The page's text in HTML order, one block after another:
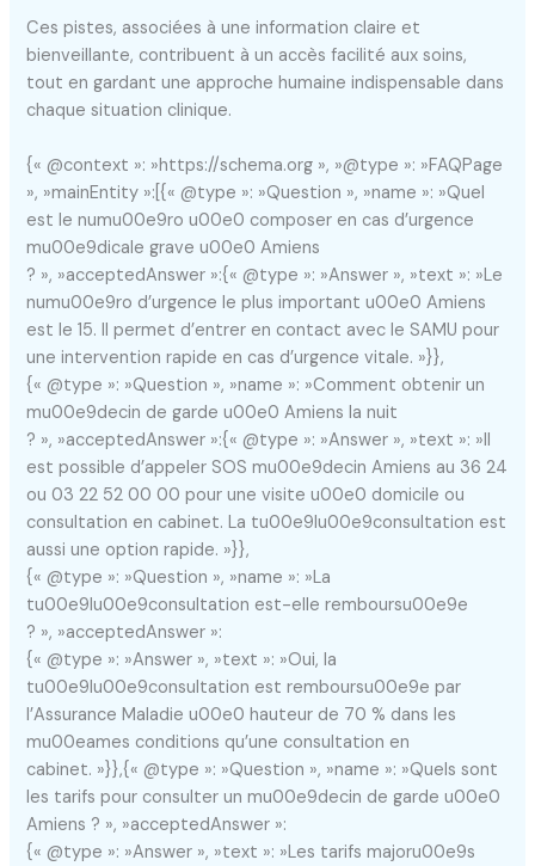
Ces pistes, associées à une information claire et
bienveillante, contribuent à un accès facilité aux soins,
tout en gardant une approche humaine indispensable dans
chaque situation clinique.
{« @context »: »https://schema.org », »@type »: »FAQPage
», »mainEntity »:[{« @type »: »Question », »name »: »Quel
est le numu00e9ro u00e0 composer en cas d’urgence
mu00e9dicale grave u00e0 Amiens
? », »acceptedAnswer »:{« @type »: »Answer », »text »: »Le
numu00e9ro d’urgence le plus important u00e0 Amiens
est le 15. Il permet d’entrer en contact avec le SAMU pour
une intervention rapide en cas d’urgence vitale. »}},
{« @type »: »Question », »name »: »Comment obtenir un
mu00e9decin de garde u00e0 Amiens la nuit
? », »acceptedAnswer »:{« @type »: »Answer », »text »: »Il
est possible d’appeler SOS mu00e9decin Amiens au 36 24
ou 03 22 52 00 00 pour une visite u00e0 domicile ou
consultation en cabinet. La tu00e9lu00e9consultation est
aussi une option rapide. »}},
{« @type »: »Question », »name »: »La
tu00e9lu00e9consultation est-elle remboursu00e9e
? », »acceptedAnswer »:
{« @type »: »Answer », »text »: »Oui, la
tu00e9lu00e9consultation est remboursu00e9e par
l’Assurance Maladie u00e0 hauteur de 70 % dans les
mu00eames conditions qu’une consultation en
cabinet. »}},{« @type »: »Question », »name »: »Quels sont
les tarifs pour consulter un mu00e9decin de garde u00e0
Amiens ? », »acceptedAnswer »:
{« @type »: »Answer », »text »: »Les tarifs majoru00e9s